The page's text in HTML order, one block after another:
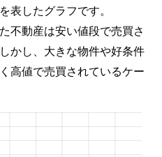
表したグラフです。
不動産は安い値段で売買さ
かし、大きな物件や好条件
高値で売買されているケー